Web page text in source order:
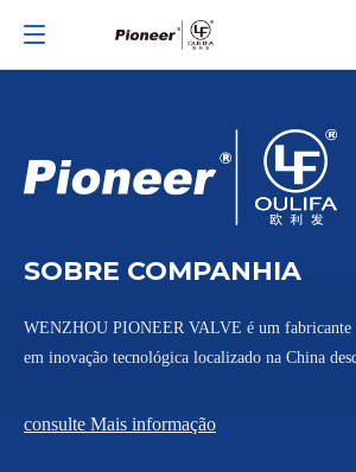
SOBRE COMPANHIA
WENZHOU PIONEER VALVE é um fabricante
em inovação tecnológica localizado na China
consulte Mais informação